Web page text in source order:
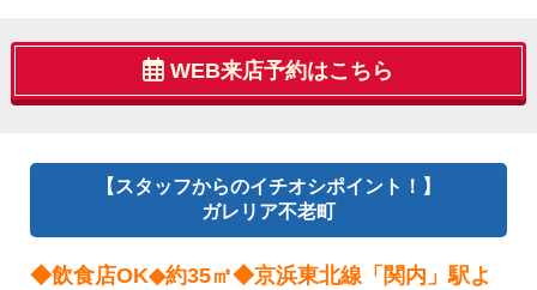
WEB来店予約はこちら
【スタッフからのイチオシポイント！】
ガレリア不老町
◆飲食店OK◆約35㎡◆京浜東北線「関内」駅よ